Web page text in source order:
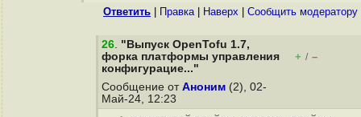
Ответить Правка| Наверх Cообщить модератору
26. "Выпуск OpenTofu 1.7,
форка платформы управления
конфигурацие..."
+ / –
Сообщение от Аноним (2), 02-
Май-24, 12:23